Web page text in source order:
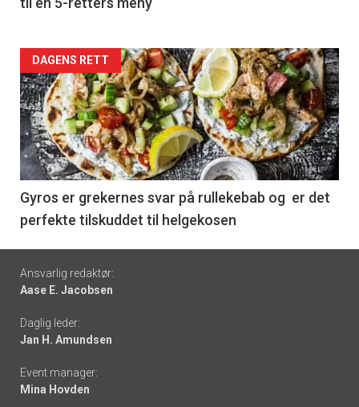
Forsiden
akkurat
nå
-
6
DAGENS RETT
Gyros er grekernes svar på rullekebab og er det
perfekte tilskuddet til helgekosen
Footer
-
links
Ansvarlig redaktør:
Aase E. Jacobsen
Daglig leder:
Jan H. Amundsen
Event manager:
Mina Hovden